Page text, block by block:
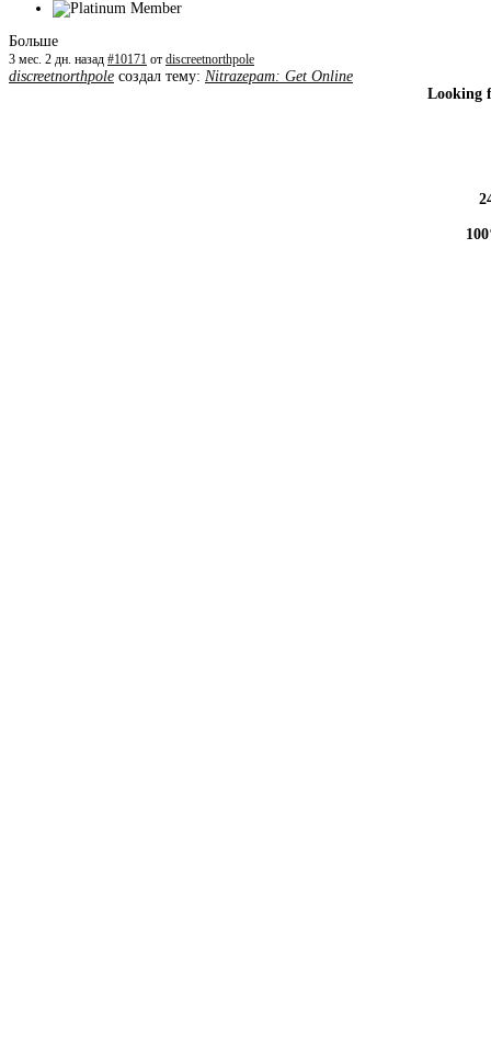
Больше
3 мес. 2 дн. назад #10171 от discreetnorthpole
discreetnorthpole создал тему: Nitrazepam: Get Online
Looking